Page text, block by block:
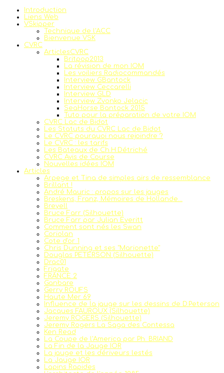
Introduction
Liens Web
VSkipper
Technique de l'ACC
Bienvenue VSK
CVRC
ArticlesCVRC
Britpop2013
La révision de mon IOM
Les voiliers Radiocommandés
Interview GBantock
Interview Ceccarelli
Interview GLD
Interview Zvonko Jelacic
SeaHorse Bantock 2015
Tuto pour la préparation de votre IOM
CVRC Lac de Bidot
Les Statuts du CVRC Lac de Bidot
Le CVRC pourquoi nous rejoindre ?
Le CVRC : les tarifs
Les Bateaux de Ch.H.Détriché
CVRC Avis de Course
Nouvelles idées IOM
Articles
Arpege et Tina de simples airs de ressemblance
Brillant !
André Mauric : propos sur les jauges
Breskens, Franz, Mémoires de Hollande...
Breyell
Bruce Farr (Silhouette)
Bruce Farr par Julian Everitt
Comment sont nés les Swan
Coriolan
Cote d'or 1
Chris Dunning et ses "Marionette"
Douglas PETERSON (Silhouette)
Drac01
Frigate
FRANCE 2
Ganbare
Gerry ROUFS
Haute Mer 69
Influence de la jauge sur les dessins de D.Peterson
Jacques FAUROUX (Silhouette)
Jeremy ROGERS (Silhouette)
Jeremy Rogers La Saga des Contessa
Ken Read
La Coupe de l'America par Ph. BRIAND
La Fin de la Jauge IOR
La jauge et les dériveurs lestés
La Jauge IOR
Lapins Rapides